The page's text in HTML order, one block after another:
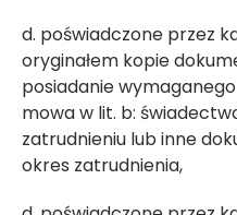
d. poświadczone przez
oryginałem kopie
posiadanie
mowa w lit. b:
zatrudnieniu lub inne
okres zatrudnienia,